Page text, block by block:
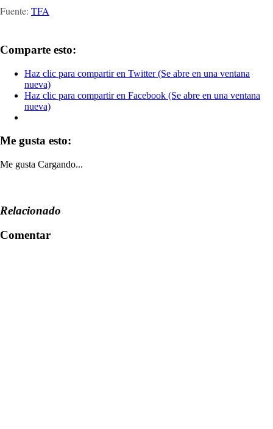
Fuente: TFA
Comparte esto:
Haz clic para compartir en Twitter (Se abre en una ventana
nueva)
Haz clic para compartir en Facebook (Se abre en una ventana
nueva)
Me gusta esto:
Me gusta Cargando...
Relacionado
Comentar